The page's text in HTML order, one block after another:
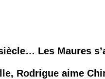
Les Maures
Rodrigue aime